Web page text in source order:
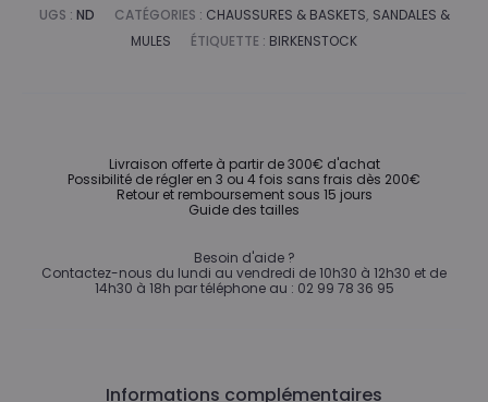
UGS : ND CATÉGORIES : CHAUSSURES & BASKETS, SANDALES &
MULES
ÉTIQUETTE : BIRKENSTOCK
Livraison offerte à partir de 300€ d'achat
Possibilité de régler en 3 ou 4 fois sans frais dès 200€
Retour et remboursement sous 15 jours
Guide des tailles
Besoin d'aide ?
Contactez-nous du lundi au vendredi de 10h30 à 12h30 et de
14h30 à 18h par téléphone au : 02 99 78 36 95
Informations complémentaires